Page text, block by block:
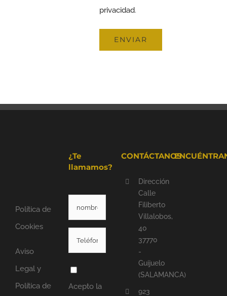
privacidad.
Política de
Cookies
Aviso
Legal y
Política de
¿Te
llamamos?
Acepto la
CONTÁCTANOS
Dirección
Calle
Filiberto
Villalobos,
40
37770
-
Guijuelo
(SALAMANCA)
923